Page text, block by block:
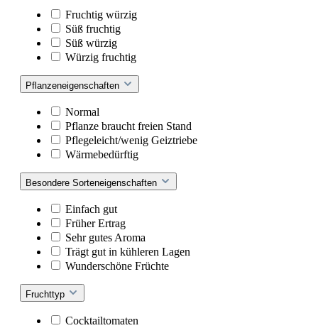
Fruchtig würzig
Süß fruchtig
Süß würzig
Würzig fruchtig
Pflanzeneigenschaften
Normal
Pflanze braucht freien Stand
Pflegeleicht/wenig Geiztriebe
Wärmebedürftig
Besondere Sorteneigenschaften
Einfach gut
Früher Ertrag
Sehr gutes Aroma
Trägt gut in kühleren Lagen
Wunderschöne Früchte
Fruchttyp
Cocktailtomaten